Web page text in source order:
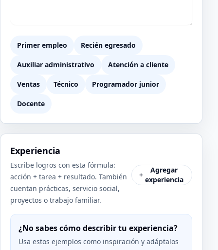
Primer empleo Recién egresado
Auxiliar administrativo Atención a cliente
Ventas Técnico Programador junior
Docente
Experiencia
Escribe logros con esta fórmula:
acción + tarea + resultado. También
cuentan prácticas, servicio social,
proyectos o trabajo familiar.
Agregar
experiencia
¿No sabes cómo describir tu experiencia?
Usa estos ejemplos como inspiración y adáptalos